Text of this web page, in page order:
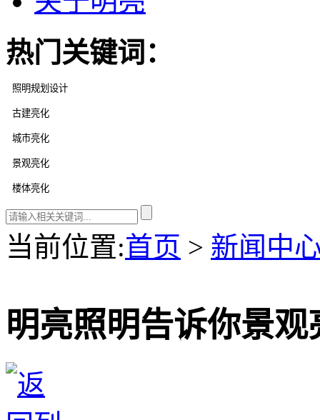
热门关键词：
当前位置:首页 > 新闻中
明亮照明告诉你景